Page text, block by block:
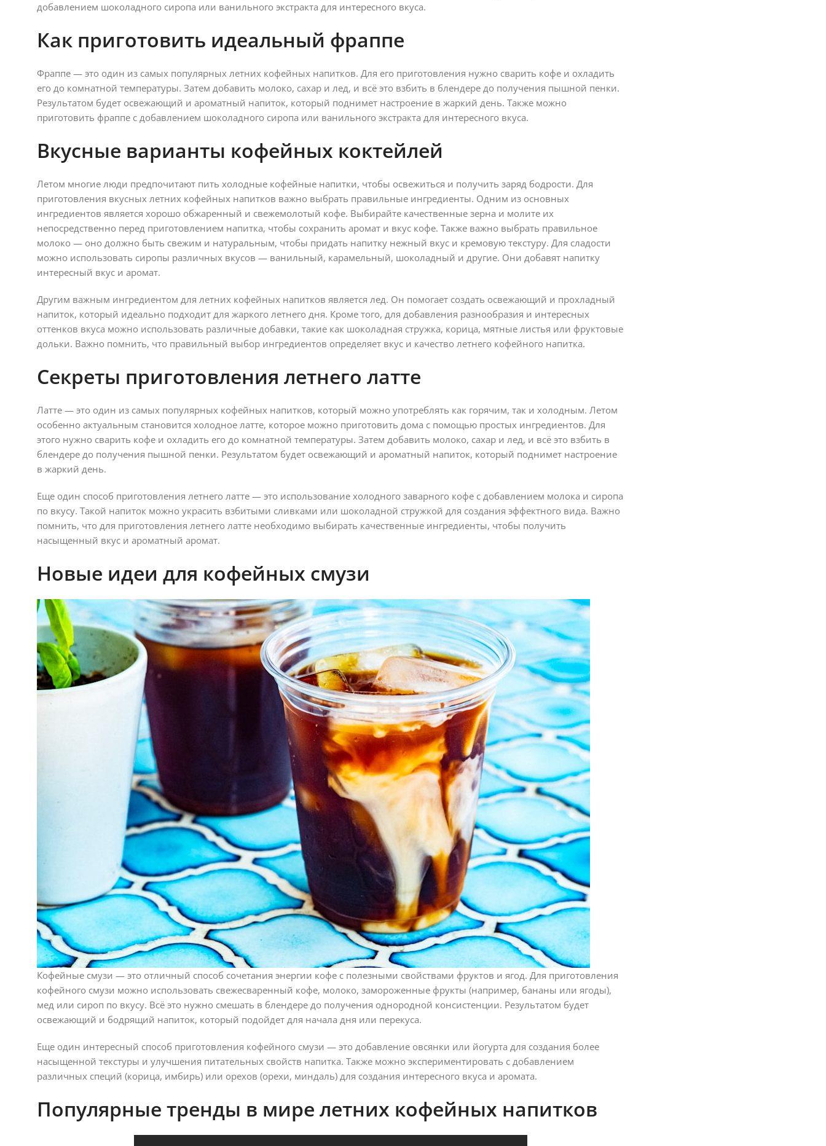
добавлением шоколадного сиропа или ванильного экстракта для интересного вкуса.
Как приготовить идеальный фраппе
Фраппе — это один из самых популярных летних кофейных напитков. Для его приготовления нужно сварить кофе и охладить
его до комнатной температуры. Затем добавить молоко, сахар и лед, и всё это взбить в блендере до получения пышной пенки.
Результатом будет освежающий и ароматный напиток, который поднимет настроение в жаркий день. Также можно
приготовить фраппе с добавлением шоколадного сиропа или ванильного экстракта для интересного вкуса.
Вкусные варианты кофейных коктейлей
Летом многие люди предпочитают пить холодные кофейные напитки, чтобы освежиться и получить заряд бодрости. Для
приготовления вкусных летних кофейных напитков важно выбрать правильные ингредиенты. Одним из основных
ингредиентов является хорошо обжаренный и свежемолотый кофе. Выбирайте качественные зерна и молите их
непосредственно перед приготовлением напитка, чтобы сохранить аромат и вкус кофе. Также важно выбрать правильное
молоко — оно должно быть свежим и натуральным, чтобы придать напитку нежный вкус и кремовую текстуру. Для сладости
можно использовать сиропы различных вкусов — ванильный, карамельный, шоколадный и другие. Они добавят напитку
интересный вкус и аромат.
Другим важным ингредиентом для летних кофейных напитков является лед. Он помогает создать освежающий и прохладный
напиток, который идеально подходит для жаркого летнего дня. Кроме того, для добавления разнообразия и интересных
оттенков вкуса можно использовать различные добавки, такие как шоколадная стружка, корица, мятные листья или фруктовые
дольки. Важно помнить, что правильный выбор ингредиентов определяет вкус и качество летнего кофейного напитка.
Секреты приготовления летнего латте
Латте — это один из самых популярных кофейных напитков, который можно употреблять как горячим, так и холодным. Летом
особенно актуальным становится холодное латте, которое можно приготовить дома с помощью простых ингредиентов. Для
этого нужно сварить кофе и охладить его до комнатной температуры. Затем добавить молоко, сахар и лед, и всё это взбить в
блендере до получения пышной пенки. Результатом будет освежающий и ароматный напиток, который поднимет настроение
в жаркий день.
Еще один способ приготовления летнего латте — это использование холодного заварного кофе с добавлением молока и сиропа
по вкусу. Такой напиток можно украсить взбитыми сливками или шоколадной стружкой для создания эффектного вида. Важно
помнить, что для приготовления летнего латте необходимо выбирать качественные ингредиенты, чтобы получить
насыщенный вкус и ароматный аромат.
Новые идеи для кофейных смузи
Кофейные смузи — это отличный способ сочетания энергии кофе с полезными свойствами фруктов и ягод. Для приготовления
кофейного смузи можно использовать свежесваренный кофе, молоко, замороженные фрукты (например, бананы или ягоды),
мед или сироп по вкусу. Всё это нужно смешать в блендере до получения однородной консистенции. Результатом будет
освежающий и бодрящий напиток, который подойдет для начала дня или перекуса.
Еще один интересный способ приготовления кофейного смузи — это добавление овсянки или йогурта для создания более
насыщенной текстуры и улучшения питательных свойств напитка. Также можно экспериментировать с добавлением
различных специй (корица, имбирь) или орехов (орехи, миндаль) для создания интересного вкуса и аромата.
Популярные тренды в мире летних кофейных напитков